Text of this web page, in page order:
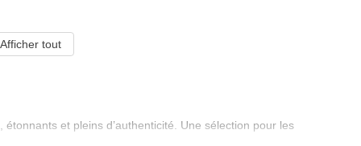
et pleins d’authenticité. Une sélection pour les
Afficher tout